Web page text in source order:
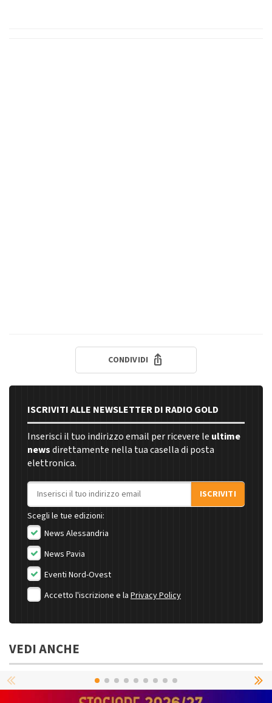
CONDIVIDI
ISCRIVITI ALLE NEWSLETTER DI RADIO GOLD
Inserisci il tuo indirizzo email per ricevere le ultime
newsdirettamente nella tua casella di posta
elettronica.
Indirizzo email
ISCRIVITI
Scegli le tue edizioni:
News Alessandria
News Pavia
Eventi Nord-Ovest
Accetto l'iscrizione e la Privacy Policy
VEDI ANCHE